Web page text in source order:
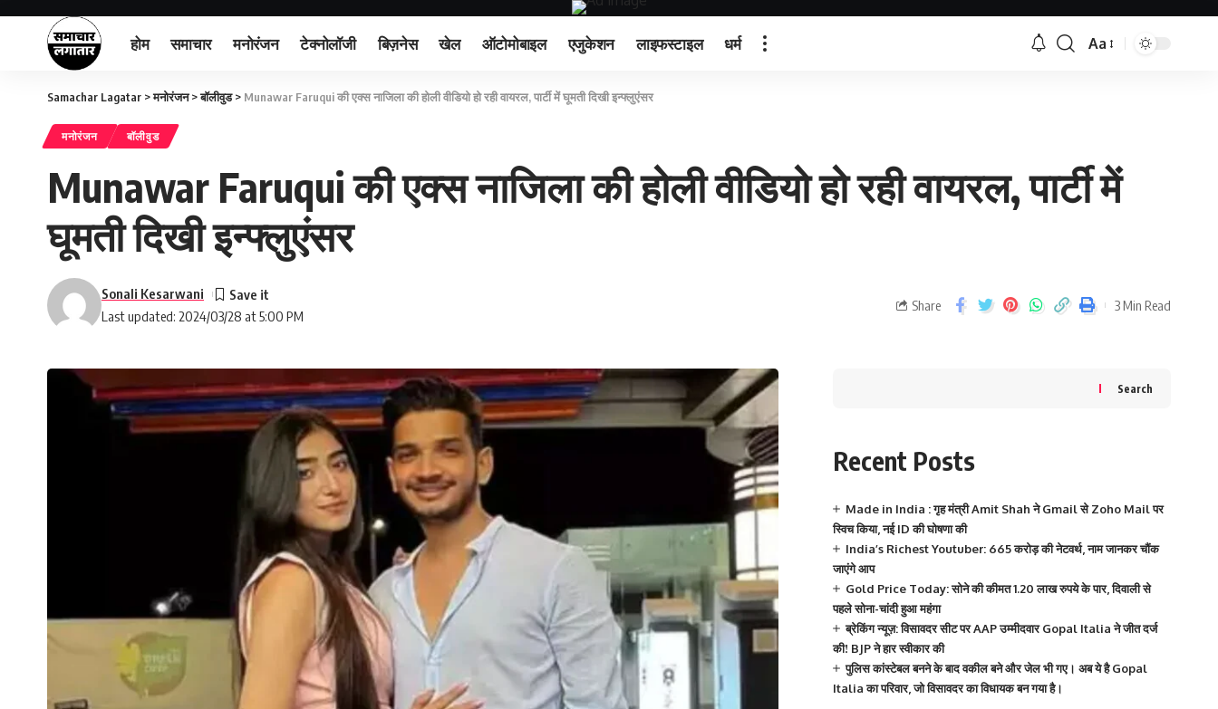
होम समाचार मनोरंजन टेक्नोलॉजी बिज़नेस खेल ऑटोमोबाइल एजुकेशन लाइफस्टाइल धर्म Aa
Samachar Lagatar >मनोरंजन>बॉलीवुड> Munawar Faruqui की एक्स नाजिला की होली वीडियो हो रही वायरल, पार्टी में घूमती दिखी इन्फ्लुएंसर
मनोरंजन बॉलीवुड
Munawar Faruqui की एक्स नाजिला की होली वीडियो हो रही वायरल, पार्टी में
घूमती दिखी इन्फ्लुएंसर
Last updated: 2024/03/28 at 5:00 PM
Sonali Kesarwani
Share 3 Min Read
Search
Recent Posts
Made in India : गृह मंत्री Amit Shah ने Gmail से Zoho Mail पर
स्विच किया, नई ID की घोषणा की
India’s Richest Youtuber: 665 करोड़ की नेटवर्थ, नाम जानकर चौंक
जाएंगे आप
Gold Price Today: सोने की कीमत 1.20 लाख रुपये के पार, दिवाली से
पहले सोना-चांदी हुआ महंगा
ब्रेकिंग न्यूज़: विसावदर सीट पर AAP उम्मीदवार Gopal Italia ने जीत दर्ज
की! BJP ने हार स्वीकार की
पुलिस कांस्टेबल बनने के बाद वकील बने और जेल भी गए। अब ये है Gopal
Italia का परिवार, जो विसावदर का विधायक बन गया है।